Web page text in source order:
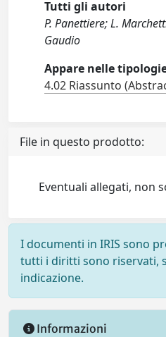
Tutti gli autori
P. Panettiere; L.
Gaudio
Appare nelle
4.02 Riassunto
File in questo prodotto:
Eventuali allegati, non
I documenti in IRIS sono
tutti i diritti sono riservati,
indicazione.
Informazioni